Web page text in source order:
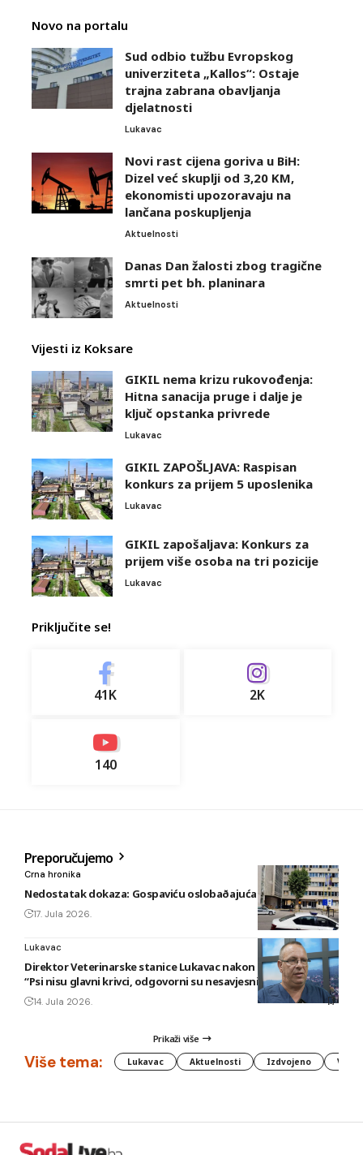
Novo na portalu
Sud odbio tužbu Evropskog
univerziteta „Kallos“: Ostaje
trajna zabrana obavljanja
djelatnosti
Lukavac
Novi rast cijena goriva u BiH:
Dizel već skuplji od 3,20 KM,
ekonomisti upozoravaju na
lančana poskupljenja
Aktuelnosti
Danas Dan žalosti zbog tragične
smrti pet bh. planinara
Aktuelnosti
Vijesti iz Koksare
GIKIL nema krizu rukovođenja:
Hitna sanacija pruge i dalje je
ključ opstanka privrede
Lukavac
GIKIL ZAPOŠLJAVA: Raspisan
konkurs za prijem 5 uposlenika
Lukavac
GIKIL zapošaljava: Konkurs za
prijem više osoba na tri pozicije
Lukavac
Priključite se!
41K 2K
140
Preporučujemo
Crna hronika
Nedostatak dokaza: Gospaviću oslobaðajuća presuda
17. Jula 2026.
Lukavac
Direktor Veterinarske stanice Lukavac nakon novog napada:
“Psi nisu glavni krivci, odgovorni su nesavjesni vlasnici”
14. Jula 2026.
Prikaži više
Više tema: Lukavac Aktuelnosti Izdvojeno